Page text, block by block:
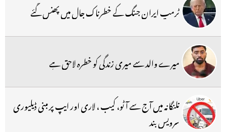
ٹرمپ ایران جنگ کے خطرناک جال میں پھنس گئے
میرے والد سے میری زندگی کو خطرہ لاحق ہے
تلنگانہ میں آج سے آٹو، کیب ، لاری اور ایپ پر مبنی ڈیلیوری
سرویس بند